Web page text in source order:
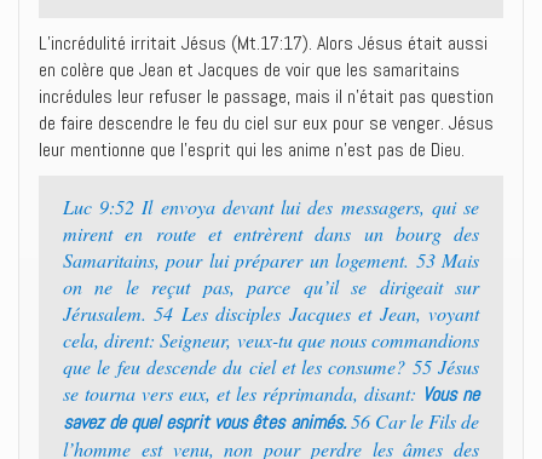
L’incrédulité irritait Jésus (Mt.17:17). Alors Jésus était aussi
en colère que Jean et Jacques de voir que les samaritains
incrédules leur refuser le passage, mais il n’était pas question
de faire descendre le feu du ciel sur eux pour se venger. Jésus
leur mentionne que l’esprit qui les anime n’est pas de Dieu.
Luc 9:52 Il envoya devant lui des messagers, qui se
mirent en route et entrèrent dans un bourg des
Samaritains, pour lui préparer un logement. 53 Mais
on ne le reçut pas, parce qu’il se dirigeait sur
Jérusalem. 54 Les disciples Jacques et Jean, voyant
cela, dirent: Seigneur, veux-tu que nous commandions
que le feu descende du ciel et les consume? 55 Jésus
se tourna vers eux, et les réprimanda, disant: Vous ne
savez de quel esprit vous êtes animés.56 Car le Fils de
l’homme est venu, non pour perdre les âmes des